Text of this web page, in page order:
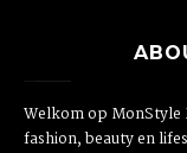
Welkom op MonStyle
fashion, beauty en